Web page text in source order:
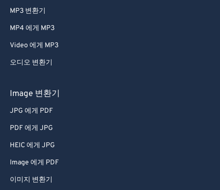
MP3 변환기
MP4 에게 MP3
Video 에게 MP3
오디오 변환기
Image 변환기
JPG 에게 PDF
PDF 에게 JPG
HEIC 에게 JPG
Image 에게 PDF
이미지 변환기